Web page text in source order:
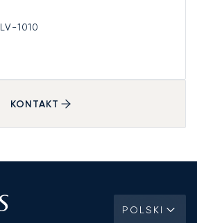
LV-1010
KONTAKT
POLSKI